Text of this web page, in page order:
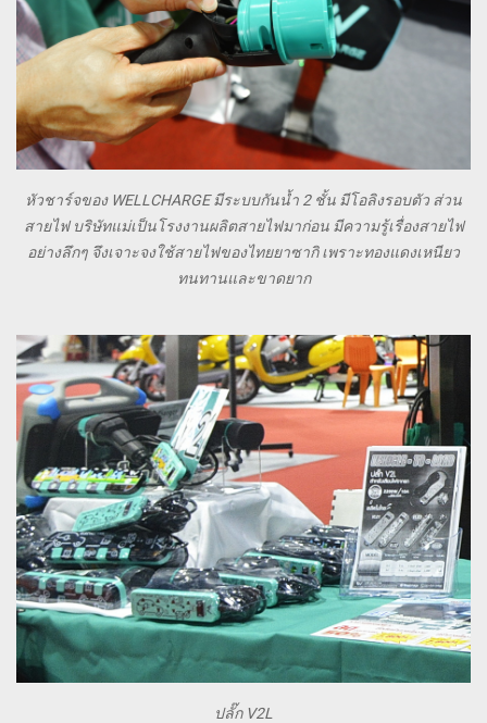
หัวชาร์จของ WELLCHARGE มีระบบกันน้ำ 2 ชั้น มีโอลิงรอบตัว ส่วน
สายไฟ บริษัทแม่เป็นโรงงานผลิตสายไฟมาก่อน มีความรู้เรื่องสายไฟ
อย่างลึกๆ จึงเจาะจงใช้สายไฟของไทยยาซากิ เพราะทองแดงเหนียว
ทนทานและขาดยาก
ปลั๊ก V2L